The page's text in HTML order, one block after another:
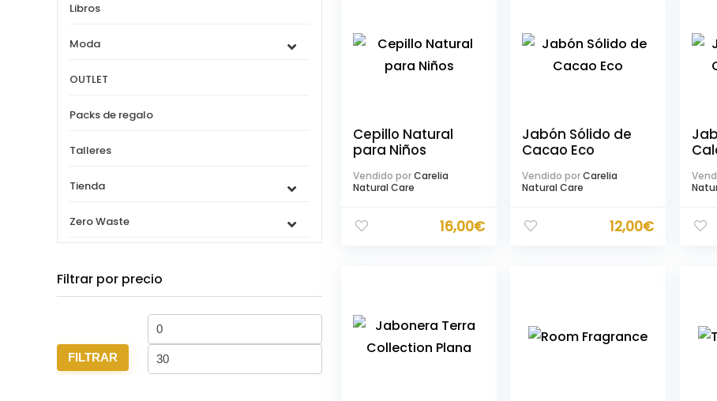
Libros
Moda
OUTLET
Packs de regalo
Talleres
Tienda
Zero Waste
Filtrar por precio
Precio
mínimo
Precio
máximo
FILTRAR
Cepillo Natural
para Niños
Vendido porCarelia
Natural Care
16,00€
Jabón Sólido de
Cacao Eco
Vendido porCarelia
Natural Care
12,00€